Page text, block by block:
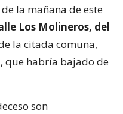
la mañana de este
Los Molineros, del
la citada comuna,
que habría bajado de
son